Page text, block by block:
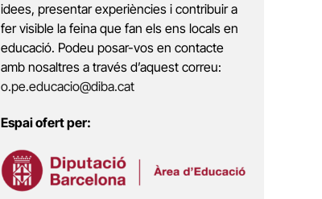
idees, presentar experiències i contribuir a
fer visible la feina que fan els ens locals en
educació. Podeu posar-vos en contacte
amb nosaltres a través d’aquest correu:
o.pe.educacio@diba.cat
Espai ofert per: